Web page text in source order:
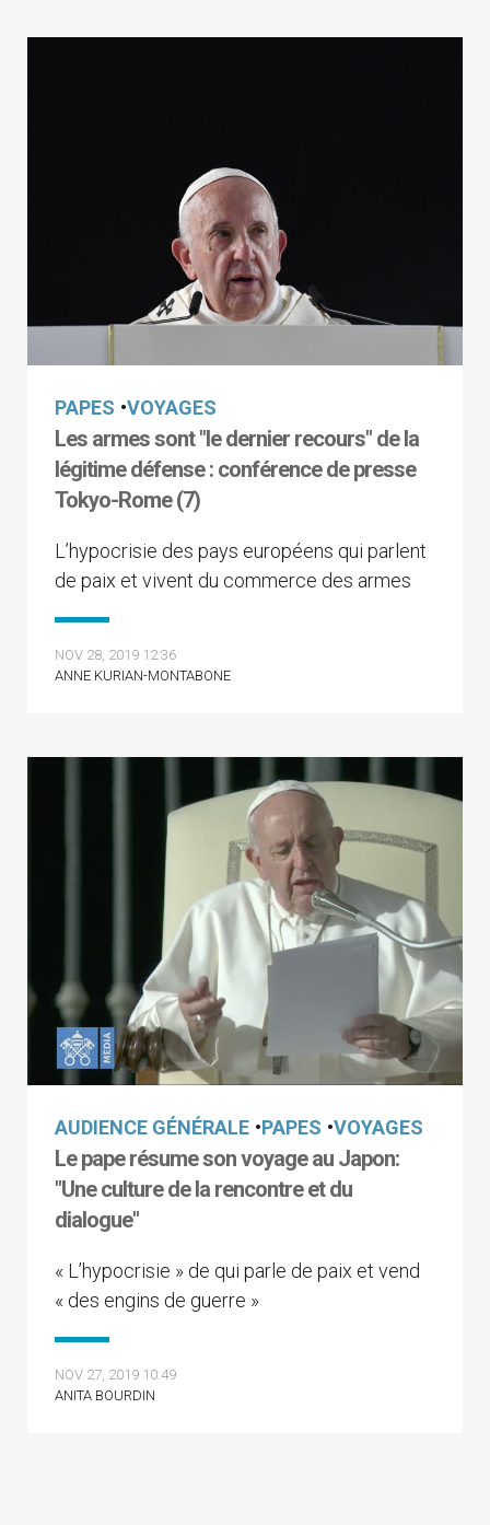
PAPES •VOYAGES
Les armes sont "le dernier recours" de la
légitime défense : conférence de presse
Tokyo-Rome (7)
L’hypocrisie des pays européens qui parlent
de paix et vivent du commerce des armes
NOV 28, 2019 12:36
ANNE KURIAN-MONTABONE
AUDIENCE GÉNÉRALE •PAPES •VOYAGES
Le pape résume son voyage au Japon:
"Une culture de la rencontre et du
dialogue"
« L’hypocrisie » de qui parle de paix et vend
« des engins de guerre »
NOV 27, 2019 10:49
ANITA BOURDIN